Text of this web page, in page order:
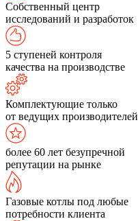
Собственный центр
исследований и разработок
5 ступеней контроля
качества на производстве
Комплектующие только
от ведущих производителей
более 60 лет безупречной
репутации на рынке
Газовые котлы под любые
потребности клиента